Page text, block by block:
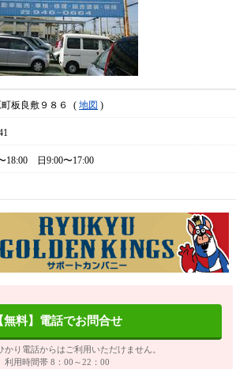
板良敷９８６ 地図
18:00 日9:00〜17:00
無料】電話でお問合せ
り電話からはご利用いただけません。
利用時間帯 8：00～22：00